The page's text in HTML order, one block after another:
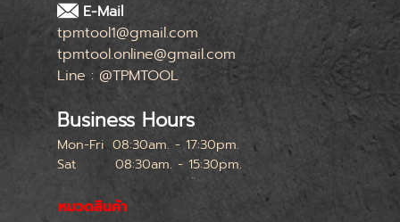
E-Mail
tpmtool1@gmail.com
tpmtool.online@gmail.com
Line : @TPMTOOL
Business Hours
Mon-Fri 08:30am. - 17:30pm.
Sat
08:30am. - 15:30pm.
หยุดทุกเสาร์สุดท้ายของเดือน
หมวดสินค้า